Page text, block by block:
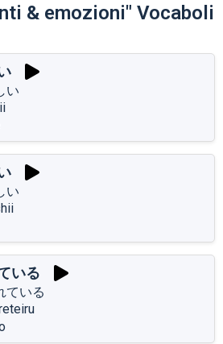
& emozioni" Vocaboli
い
い
いる
ている